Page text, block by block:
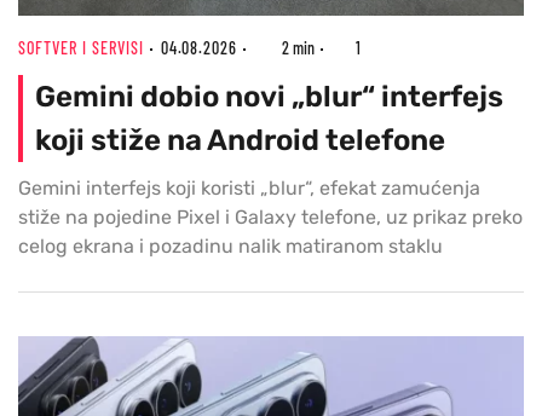
SOFTVER I SERVISI 04.08.2026 2 min 1
Gemini dobio novi „blur“ interfejs
koji stiže na Android telefone
Gemini interfejs koji koristi „blur“, efekat zamućenja
stiže na pojedine Pixel i Galaxy telefone, uz prikaz preko
celog ekrana i pozadinu nalik matiranom staklu